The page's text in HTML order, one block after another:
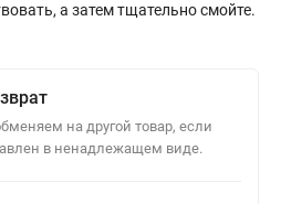
а затем тщательно смойте.
на другой товар, если
в ненадлежащем виде.